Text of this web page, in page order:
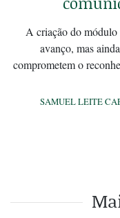
A criação do módulo
avanço, mas
comprometem o
SAMUEL LEITE